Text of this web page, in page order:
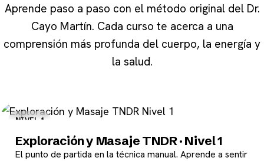
Aprende paso a paso con el método original del Dr.
Cayo Martín. Cada curso te acerca a una
comprensión más profunda del cuerpo, la energía y
la salud.
NIVEL 1
Exploración y Masaje TNDR · Nivel 1
El punto de partida en la técnica manual. Aprende a sentir